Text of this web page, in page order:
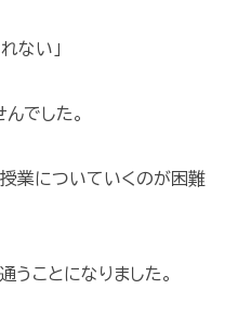
ない」
でした。
業についていくのが困難
ことになりました。